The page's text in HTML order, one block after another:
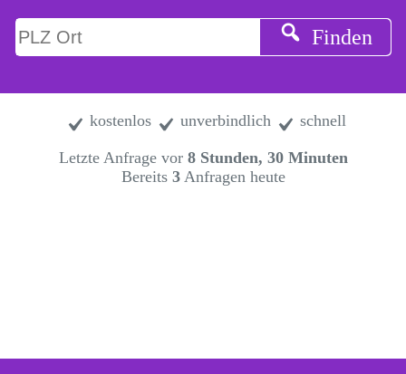
Finden
Letzte Anfrage vor 8 Stunden, 30 Minuten
Bereits 3Anfragen heute
kostenlos unverbindlich schnell